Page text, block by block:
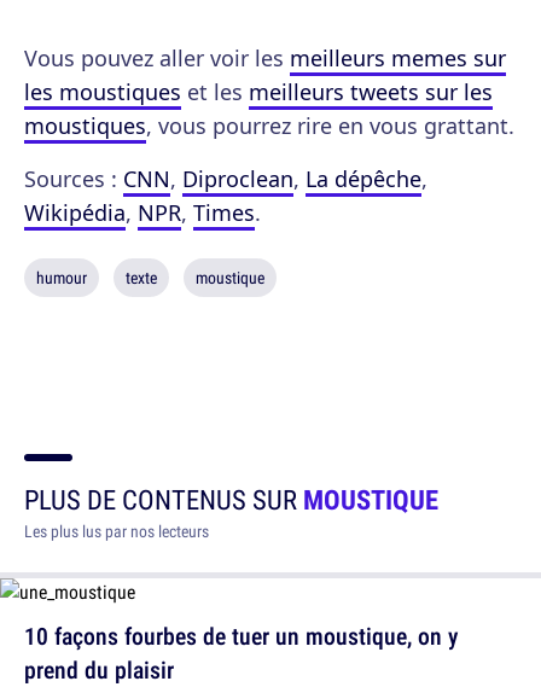
Vous pouvez aller voir les meilleurs memes sur
les moustiques et les meilleurs tweets sur les
moustiques, vous pourrez rire en vous grattant.
Sources : CNN, Diproclean, La dépêche,
Wikipédia, NPR, Times.
humour texte moustique
PLUS DE CONTENUS SURMOUSTIQUE
Les plus lus par nos lecteurs
10 façons fourbes de tuer un moustique, on y
prend du plaisir